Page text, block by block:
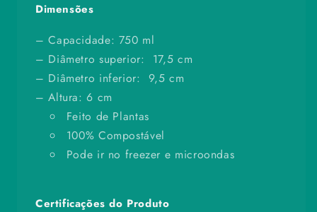
Dimensões
– Capacidade: 750 ml
– Diâmetro superior: 17,5 cm
– Diâmetro inferior: 9,5 cm
– Altura: 6 cm
Feito de Plantas
100% Compostável
Pode ir no freezer e microondas
Certificações do Produto